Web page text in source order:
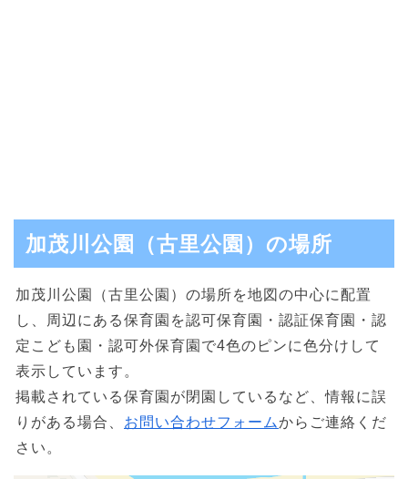
加茂川公園（古里公園）の場所
加茂川公園（古里公園）の場所を地図の中心に配置
し、周辺にある保育園を認可保育園・認証保育園・認
定こども園・認可外保育園で4色のピンに色分けして
表示しています。
掲載されている保育園が閉園しているなど、情報に誤
りがある場合、 お問い合わせフォームからご連絡くだ
さい。